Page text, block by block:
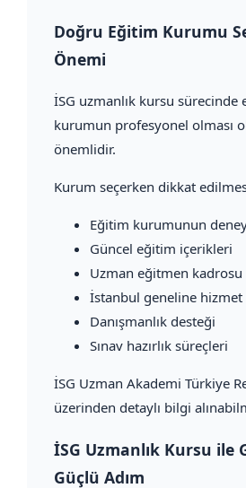
Doğru Eğitim Kurumu
Önemi
İSG uzmanlık kursu sürecinde
kurumun profesyonel olması
önemlidir.
Kurum seçerken dikkat
Eğitim kurumunun
Güncel eğitim içerikleri
Uzman eğitmen kadrosu
İstanbul geneline
Danışmanlık desteği
Sınav hazırlık süreçleri
İSG Uzman Akademi Türkiye
üzerinden detaylı bilgi
İSG Uzmanlık Kursu ile
Güçlü Adım